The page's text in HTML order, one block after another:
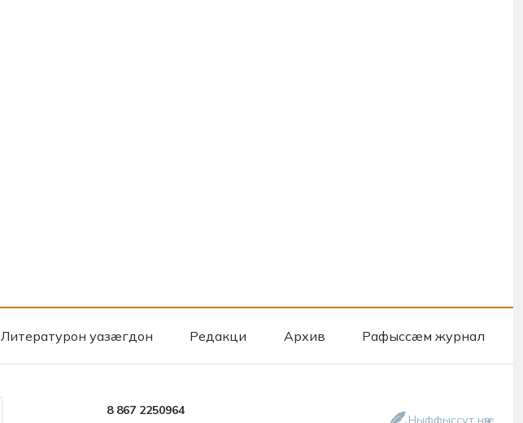
Литературон уазæгдон Редакци Архив Рафыссæм журнал
8 867 2250964
Ныффыссут нӕм